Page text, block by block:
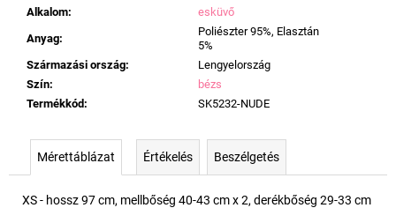
Alkalom:
esküvő
Anyag:
Poliészter 95%, Elasztán
5%
Származási ország:
Lengyelország
Szín:
bézs
Termékkód: SK5232-NUDE
Mérettáblázat Értékelés Beszélgetés
XS - hossz 97 cm, mellbőség 40-43 cm x 2, derékbőség 29-33 cm